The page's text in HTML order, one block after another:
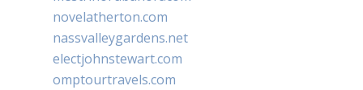
novelatherton.com
nassvalleygardens.net
electjohnstewart.com
omptourtravels.com